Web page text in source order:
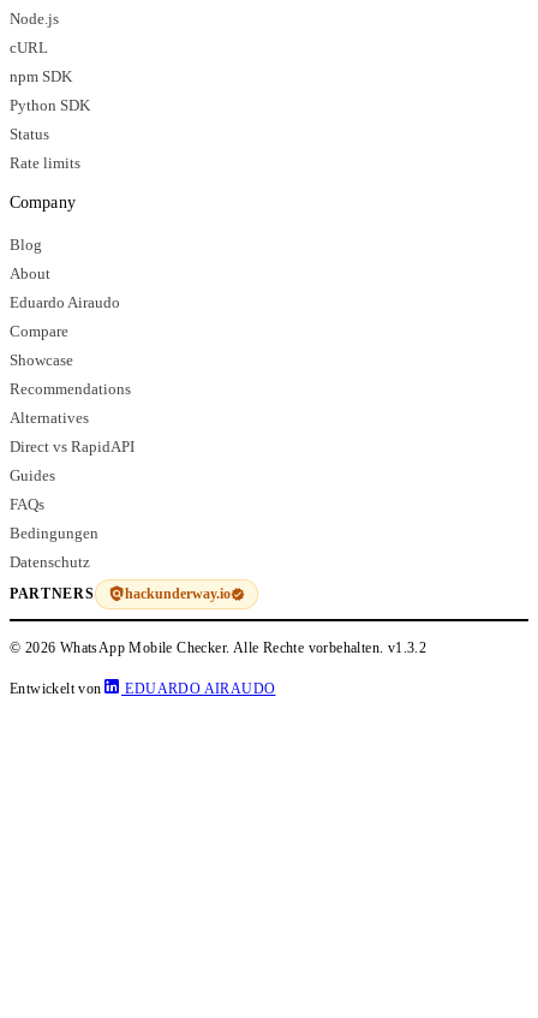
Node.js
cURL
npm SDK
Python SDK
Status
Rate limits
Company
Blog
About
Eduardo Airaudo
Compare
Showcase
Recommendations
Alternatives
Direct vs RapidAPI
Guides
FAQs
Bedingungen
Datenschutz
PARTNERS hackunderway.io
© 2026 WhatsApp Mobile Checker. Alle Rechte vorbehalten. v1.3.2
Entwickelt von EDUARDO AIRAUDO